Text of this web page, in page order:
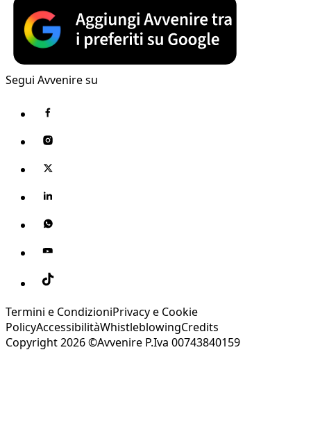
Segui Avvenire su
Termini e CondizioniPrivacy e Cookie
PolicyAccessibilitàWhistleblowingCredits
Copyright 2026 ©Avvenire P.Iva 00743840159